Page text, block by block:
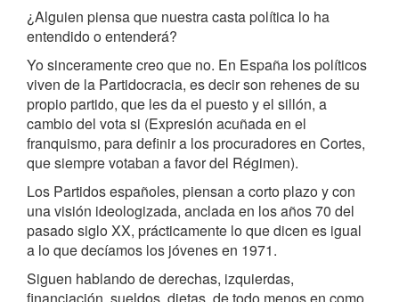
¿Alguien piensa que nuestra casta política lo ha
entendido o entenderá?
Yo sinceramente creo que no. En España los políticos
viven de la Partidocracia, es decir son rehenes de su
propio partido, que les da el puesto y el sillón, a
cambio del vota si (Expresión acuñada en el
franquismo, para definir a los procuradores en Cortes,
que siempre votaban a favor del Régimen).
Los Partidos españoles, piensan a corto plazo y con
una visión ideologizada, anclada en los años 70 del
pasado siglo XX, prácticamente lo que dicen es igual
a lo que decíamos los jóvenes en 1971.
Siguen hablando de derechas, izquierdas,